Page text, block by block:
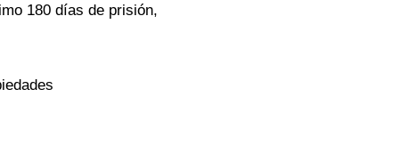
180 días de prisión,